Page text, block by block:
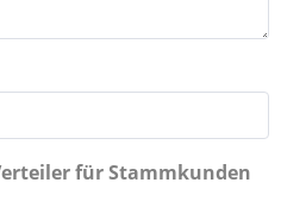
für Stammkunden